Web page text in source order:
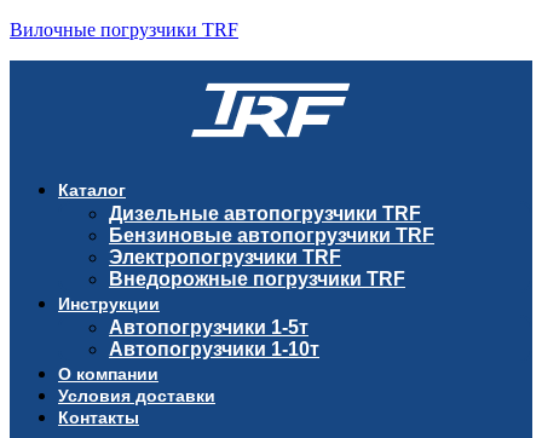
Вилочные погрузчики TRF
Каталог
Дизельные автопогрузчики TRF
Бензиновые автопогрузчики TRF
Электропогрузчики TRF
Внедорожные погрузчики TRF
Инструкции
Автопогрузчики 1-5т
Автопогрузчики 1-10т
О компании
Условия доставки
Контакты